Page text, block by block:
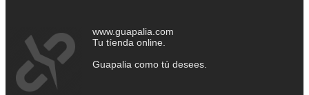
www.guapalia.com
Tu tíenda online.
Guapalia como tú desees.